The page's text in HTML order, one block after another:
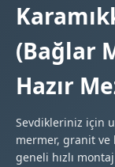
(Bağlar
Hazır
Sevdikleriniz için
mermer, granit ve
geneli hızlı